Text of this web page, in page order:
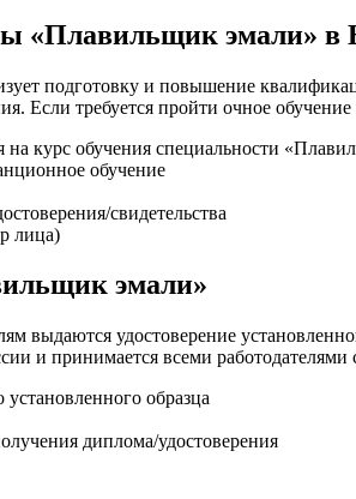
«Плавильщик эмали» в
подготовку и повышение
Если требуется пройти очное
курс обучения специальности
обучение
свидетельства
лица)
эмали»
выдаются удостоверение
и принимается всеми работодателями
образца
диплома/удостоверения